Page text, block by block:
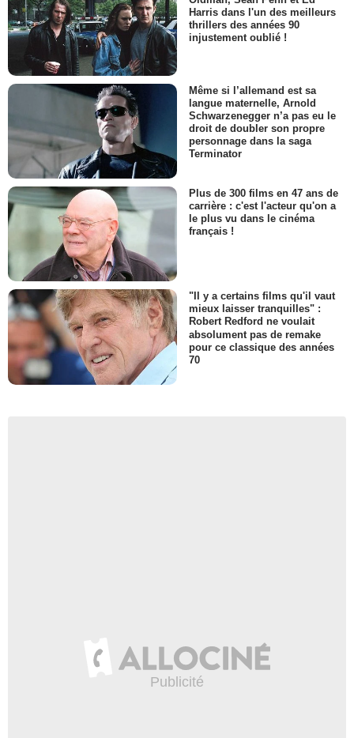
Harris dans l'un des meilleurs
thrillers des années 90
injustement oublié !
Même si l’allemand est sa
langue maternelle, Arnold
Schwarzenegger n’a pas eu le
droit de doubler son propre
personnage dans la saga
Terminator
Plus de 300 films en 47 ans de
carrière : c'est l'acteur qu'on a
le plus vu dans le cinéma
français !
"Il y a certains films qu'il vaut
mieux laisser tranquilles" :
Robert Redford ne voulait
absolument pas de remake
pour ce classique des années
70